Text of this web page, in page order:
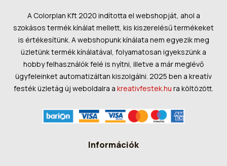
A Colorplan Kft 2020 indította el webshopját, ahol a
szokásos termék kínálat mellett, kis kiszerelésű termékeket
is értékesítünk. A webshopunk kínálata nem egyezik meg
üzletünk termék kínálatával, folyamatosan igyekszünk a
hobby felhasználók felé is nyítni, illetve a már meglévő
ügyfeleinket automatizáltan kiszolgálni. 2025 ben a kreatív
festék üzletág új weboldalra a kreativfestek.hu ra költözött.
Információk